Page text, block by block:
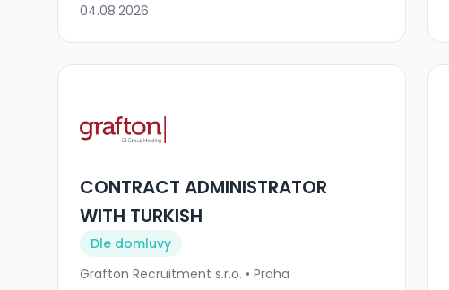
04.08.2026
CONTRACT ADMINISTRATOR
WITH TURKISH
Dle domluvy
Grafton Recruitment s.r.o. • Praha